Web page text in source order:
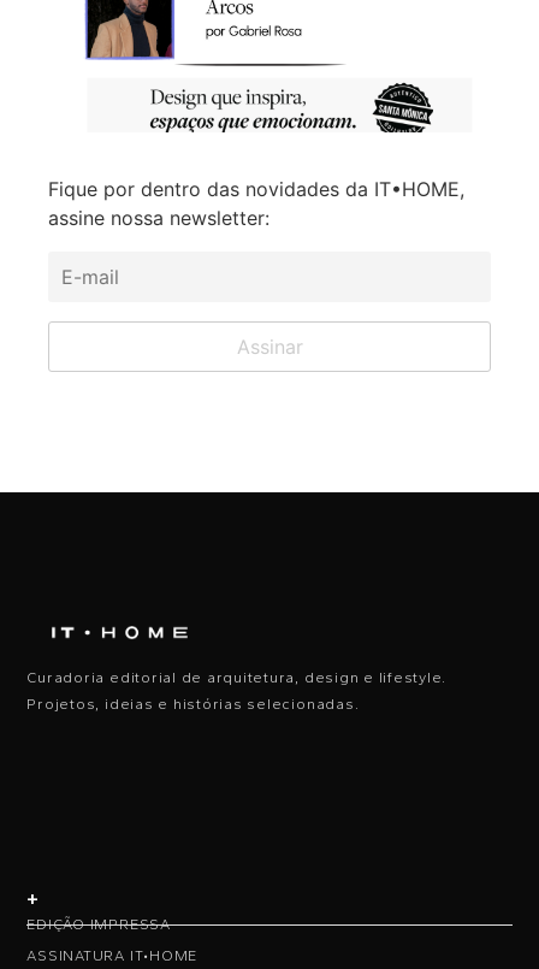
Fique por dentro das novidades da IT•HOME,
assine nossa newsletter:
Curadoria editorial de arquitetura, design e lifestyle.
Projetos, ideias e histórias selecionadas.
+
EDIÇÃO IMPRESSA
ASSINATURA IT•HOME